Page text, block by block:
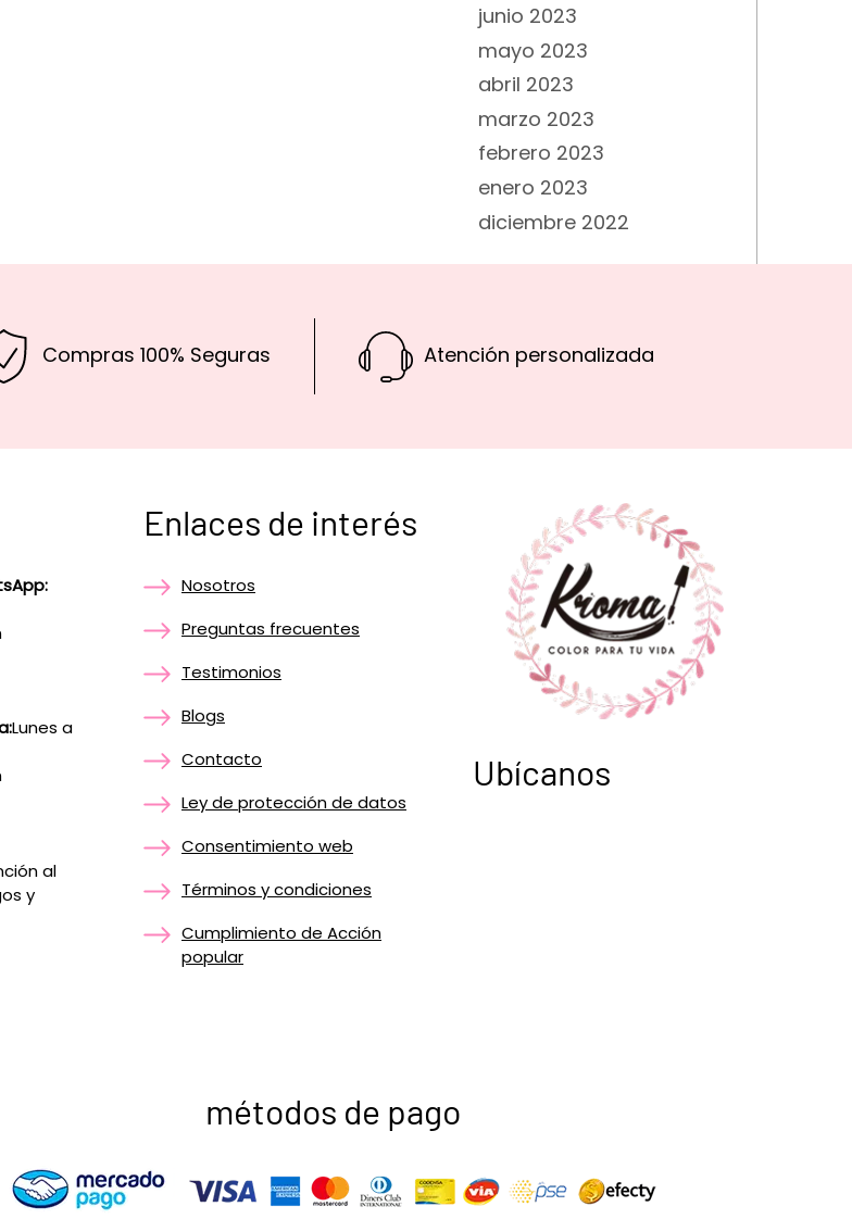
junio 2023
mayo 2023
abril 2023
marzo 2023
febrero 2023
enero 2023
diciembre 2022
Compras 100% Seguras Atención personalizada
Lunes a
al
y
Enlaces de interés
Nosotros
Preguntas frecuentes
Testimonios
Blogs
Contacto
Ley de protección de datos
Consentimiento web
Términos y condiciones
Cumplimiento de Acción
popular
Ubícanos
métodos de pago